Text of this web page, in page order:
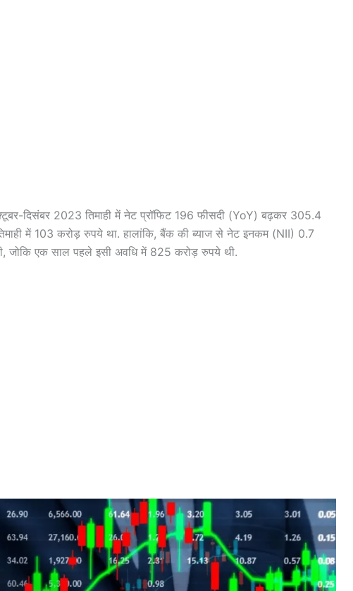
दिसंबर 2023 तिमाही में नेट प्रॉफिट 196 फीसदी (YoY) बढ़कर 305.4
में 103 करोड़ रुपये था. हालांकि, बैंक की ब्‍याज से नेट इनकम (NII) 0.7
जोकि एक साल पहले इसी अवधि में 825 करोड़ रुपये थी.